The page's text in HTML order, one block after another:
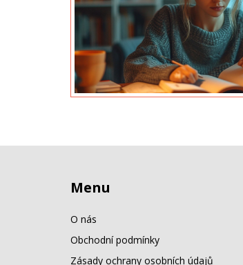
Menu
O nás
Obchodní podmínky
Zásady ochrany osobních údajů